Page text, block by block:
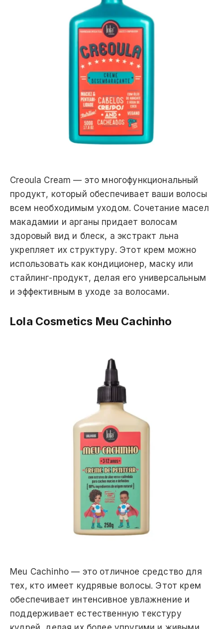
Creoula Cream — это многофункциональный
продукт, который обеспечивает ваши волосы
всем необходимым уходом. Сочетание масел
макадамии и арганы придает волосам
здоровый вид и блеск, а экстракт льна
укрепляет их структуру. Этот крем можно
использовать как кондиционер, маску или
стайлинг-продукт, делая его универсальным
и эффективным в уходе за волосами.
Lola Cosmetics Meu Cachinho
Meu Cachinho — это отличное средство для
тех, кто имеет кудрявые волосы. Этот крем
обеспечивает интенсивное увлажнение и
поддерживает естественную текстуру